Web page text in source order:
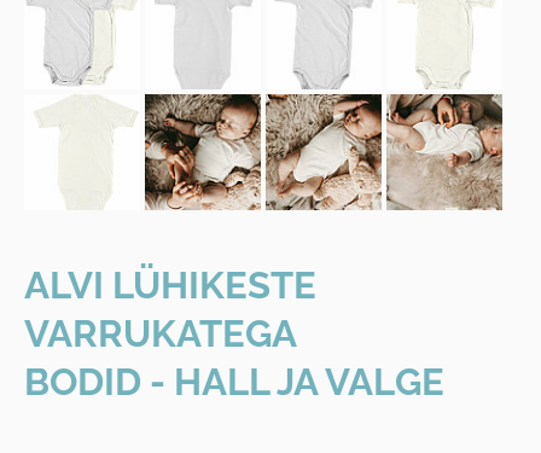
ALVI LÜHIKESTE
VARRUKATEGA
BODID - HALL JA VALGE